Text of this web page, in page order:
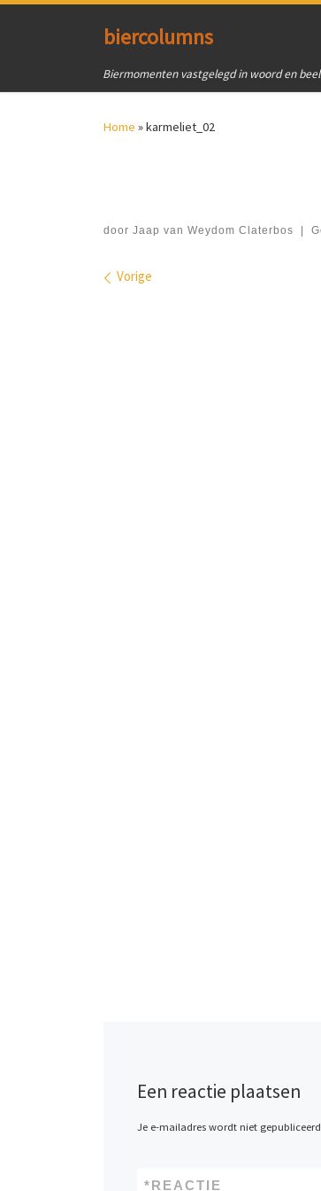
biercolumns
Biermomenten vastgelegd in woord en
Home »karmeliet_02
door Jaap van Weydom Claterbos
Afbeeldingen
Vorige
Een reactie plaatsen
Je e-mailadres wordt niet
REACTIE
*